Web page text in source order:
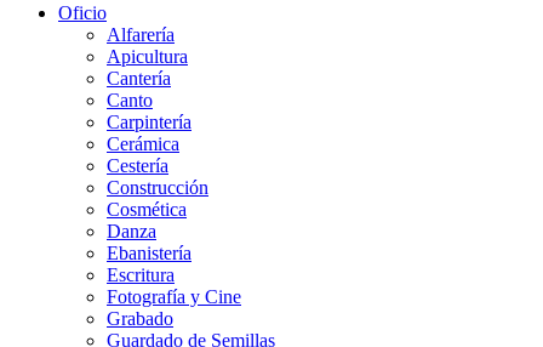
Oficio
Alfarería
Apicultura
Cantería
Canto
Carpintería
Cerámica
Cestería
Construcción
Cosmética
Danza
Ebanistería
Escritura
Fotografía y Cine
Grabado
Guardado de Semillas